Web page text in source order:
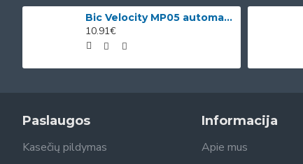
Bic Velocity MP05 automatinis pieštukas su 3 x 0.5mm HB grafitais (dėžutėje 12vnt. skirtingomis korp
10.91€
Paslaugos
Kasečių pildymas
Informacija
Apie mus